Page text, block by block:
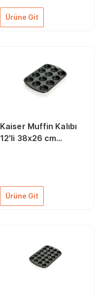
Ürüne Git
Kaiser Muffin Kalıbı
12'li 38x26 cm
Ürüne Git